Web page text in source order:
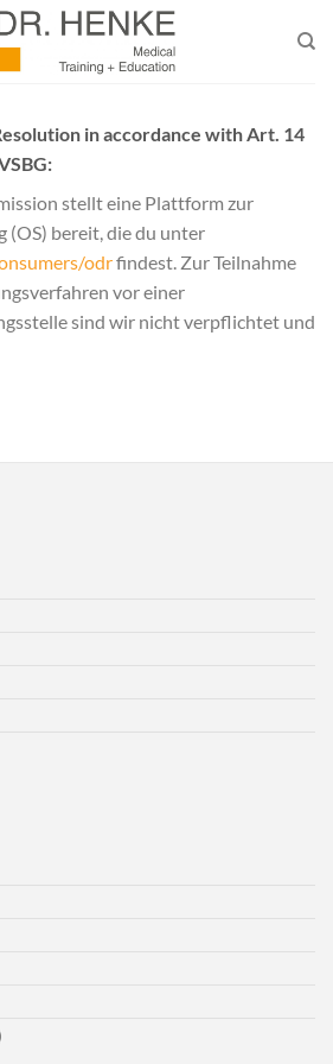
in accordance with Art. 14
stellt eine Plattform zur
bereit, die du unter
odrfindest. Zur Teilnahme
vor einer
sind wir nicht verpflichtet und